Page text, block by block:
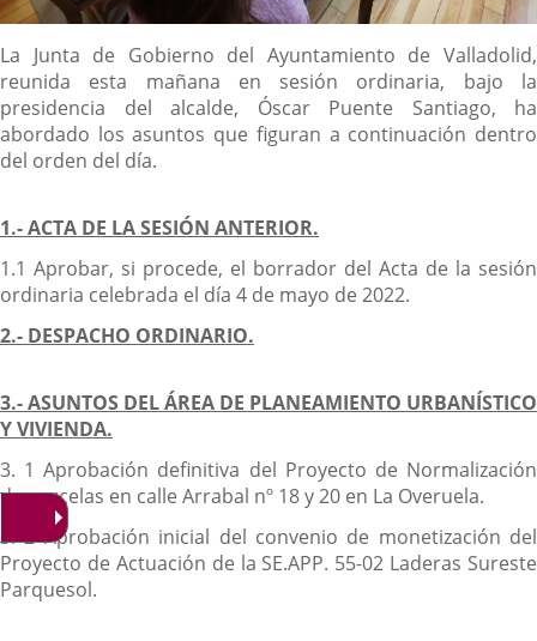
Descripción
La Junta de Gobierno del Ayuntamiento de Valladolid,
reunida esta mañana en sesión ordinaria, bajo la
presidencia del alcalde, Óscar Puente Santiago, ha
abordado los asuntos que figuran a continuación dentro
del orden del día.
1.- ACTA DE LA SESIÓN ANTERIOR.
1.1 Aprobar, si procede, el borrador del Acta de la sesión
ordinaria celebrada el día 4 de mayo de 2022.
2.- DESPACHO ORDINARIO.
3.- ASUNTOS DEL ÁREA DE PLANEAMIENTO URBANÍSTICO
Y VIVIENDA.
3. 1 Aprobación definitiva del Proyecto de Normalización
de parcelas en calle Arrabal nº 18 y 20 en La Overuela.
3. 2 Aprobación inicial del convenio de monetización del
Proyecto de Actuación de la SE.APP. 55-02 Laderas Sureste
Parquesol.